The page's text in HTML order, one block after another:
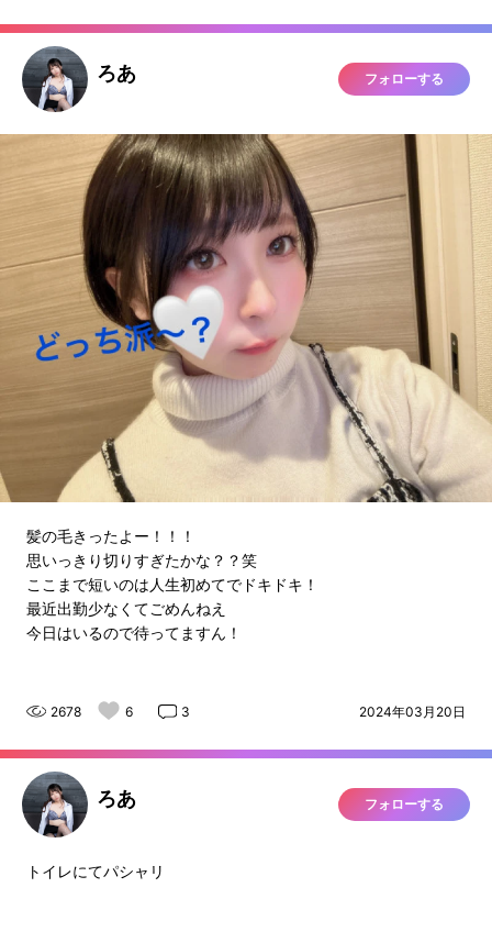
ろあ フォローする
髪の毛きったよー！！！
思いっきり切りすぎたかな？？笑
ここまで短いのは人生初めてでドキドキ！
最近出勤少なくてごめんねえ
今日はいるので待ってますん！
2678 6 3 2024年03月20日
ろあ フォローする
トイレにてパシャリ